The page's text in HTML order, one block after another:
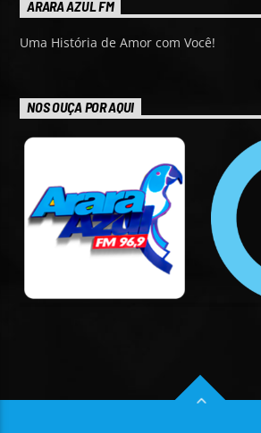
ARARA AZUL FM
Uma História de Amor com Você!
NOS OUÇA POR AQUI